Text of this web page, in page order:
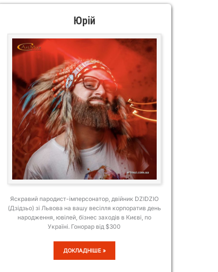
Юрій
Яскравий пародист-імперсонатор, двійник DZIDZIO
(Дзідзьо) зі Львова на вашу весілля корпоратив день
народження, ювілей, бізнес заходів в Києві, по
Україні. Гонорар від $300
ЮРІЙ
ДОКЛАДНІШЕ »